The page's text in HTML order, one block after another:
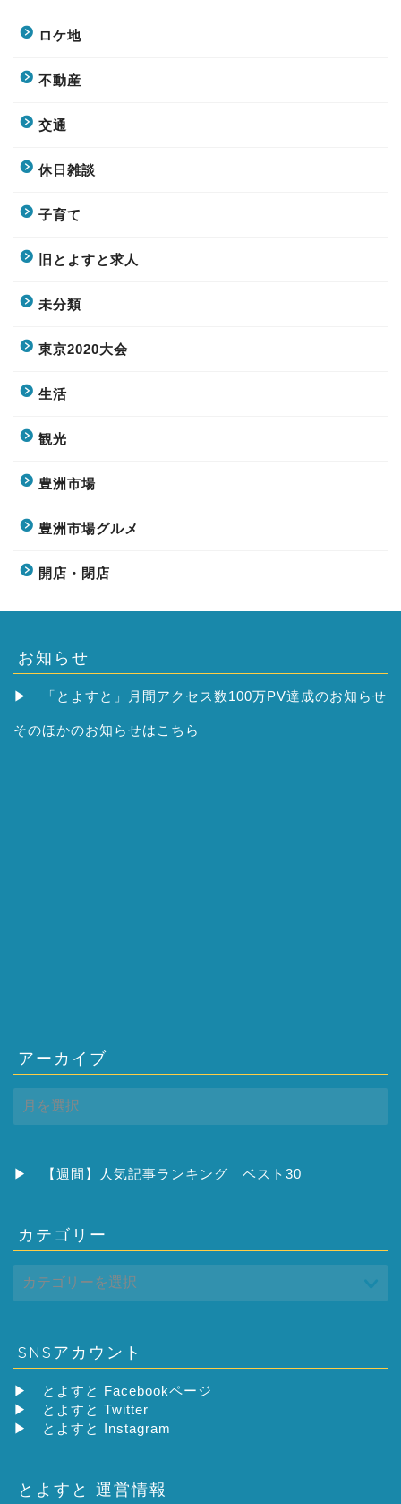
ロケ地
不動産
交通
休日雑談
子育て
旧とよすと求人
未分類
東京2020大会
生活
観光
豊洲市場
豊洲市場グルメ
開店・閉店
お知らせ
▶ 「とよすと」月間アクセス数100万PV達成のお知らせ
そのほかのお知らせはこちら
アーカイブ
ア
ー
ブ
▶ 【週間】人気記事ランキング ベスト30
カテゴリー
SNSアカウント
▶
とよすと Facebookページ
▶
とよすと Twitter
▶
とよすと Instagram
とよすと 運営情報